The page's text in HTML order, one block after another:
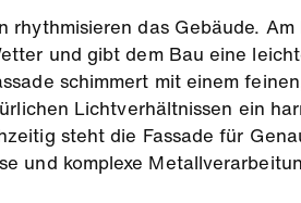
rhythmisieren das Gebäude.
und gibt dem Bau eine
schimmert mit einem
Lichtverhältnissen ein
steht die Fassade für
und komplexe